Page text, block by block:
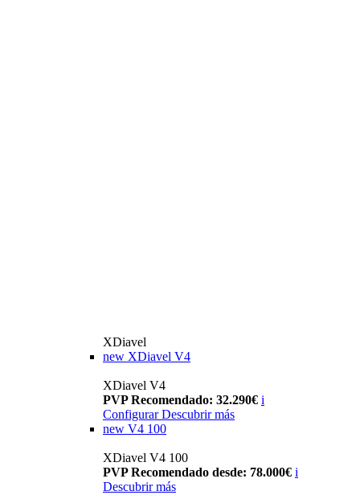
XDiavel
new XDiavel V4
XDiavel V4
PVP Recomendado: 32.290€ i
Configurar Descubrir más
new V4 100
XDiavel V4 100
PVP Recomendado desde: 78.000€ i
Descubrir más